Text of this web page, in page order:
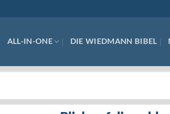
ALL-IN-ONE DIE WIEDMANN BIBEL